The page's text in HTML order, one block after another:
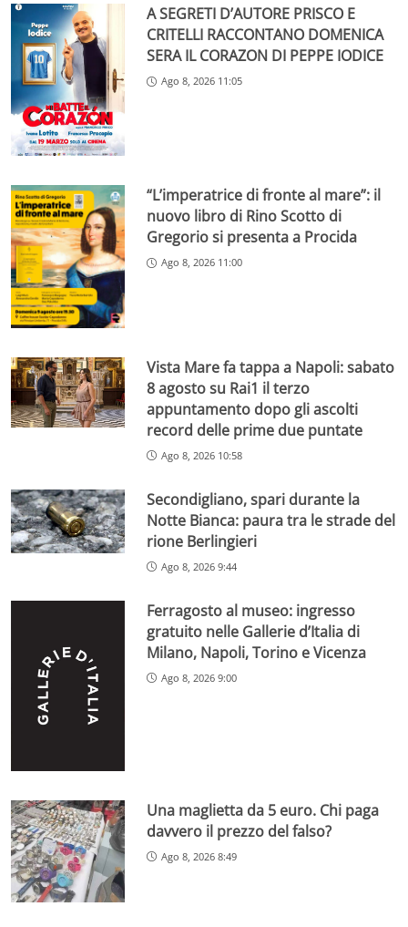
A SEGRETI D’AUTORE PRISCO E
CRITELLI RACCONTANO DOMENICA
SERA IL CORAZON DI PEPPE IODICE
Ago 8, 2026 11:05
“L’imperatrice di fronte al mare”: il
nuovo libro di Rino Scotto di
Gregorio si presenta a Procida
Ago 8, 2026 11:00
Vista Mare fa tappa a Napoli: sabato
8 agosto su Rai1 il terzo
appuntamento dopo gli ascolti
record delle prime due puntate
Ago 8, 2026 10:58
Secondigliano, spari durante la
Notte Bianca: paura tra le strade del
rione Berlingieri
Ago 8, 2026 9:44
Ferragosto al museo: ingresso
gratuito nelle Gallerie d’Italia di
Milano, Napoli, Torino e Vicenza
Ago 8, 2026 9:00
Una maglietta da 5 euro. Chi paga
davvero il prezzo del falso?
Ago 8, 2026 8:49